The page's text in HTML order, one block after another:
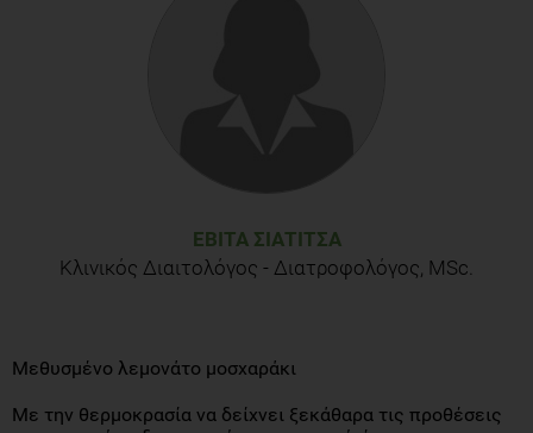
ΕΒΊΤΑ ΣΙΑΤΊΤΣΑ
Κλινικός Διαιτολόγος - Διατροφολόγος, MSc.
Μεθυσμένο λεμονάτο μοσχαράκι
Με την θερμοκρασία να δείχνει ξεκάθαρα τις προθέσεις